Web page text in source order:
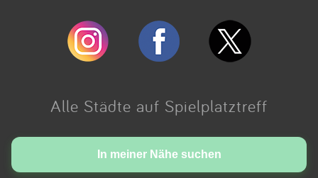
In meiner Nähe suchen
Alle Städte auf Spielplatztreff
Made with love in Cologne.